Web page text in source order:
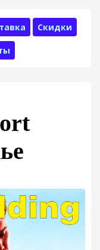
Скидки